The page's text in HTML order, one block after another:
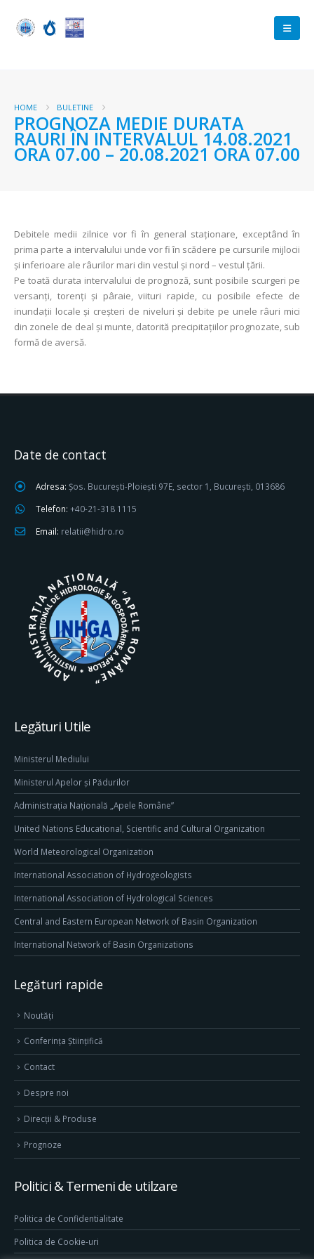
HOME BULETINE
PROGNOZA MEDIE DURATA
RAURI ÎN INTERVALUL 14.08.2021
ORA 07.00 – 20.08.2021 ORA 07.00
Debitele medii zilnice vor fi în general staționare, exceptând în
prima parte a intervalului unde vor fi în scădere pe cursurile mijlocii
și inferioare ale râurilor mari din vestul și nord – vestul țării.
Pe toată durata intervalului de prognoză, sunt posibile scurgeri pe
versanți, torenți şi pâraie, viituri rapide, cu posibile efecte de
inundații locale și creșteri de niveluri și debite pe unele râuri mici
din zonele de deal şi munte, datorită precipitațiilor prognozate, sub
formă de aversă.
Date de contact
Adresa: Șos. București-Ploiești 97E, sector 1, București, 013686
Telefon: +40-21-318 1115
Email: relatii@hidro.ro
Legături Utile
Ministerul Mediului
Ministerul Apelor și Pădurilor
Administrația Națională „Apele Române”
United Nations Educational, Scientific and Cultural Organization
World Meteorological Organization
International Association of Hydrogeologists
International Association of Hydrological Sciences
Central and Eastern European Network of Basin Organization
International Network of Basin Organizations
Legături rapide
Noutăți
Conferința Științifică
Contact
Despre noi
Direcţii & Produse
Prognoze
Politici & Termeni de utilzare
Politica de Confidentialitate
Politica de Cookie-uri